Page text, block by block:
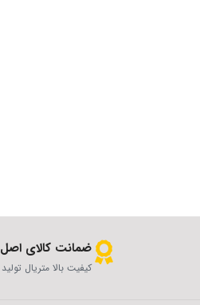
ضمانت کالای اصل
کیفیت بالا متریال تولید